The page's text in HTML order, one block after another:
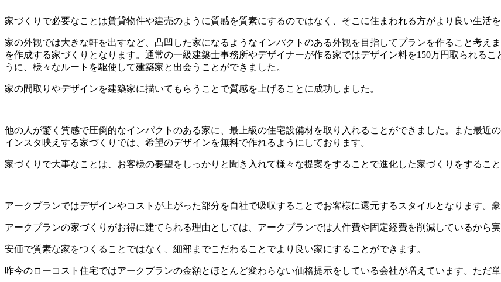
家づくりで必要なことは賃貸物件や建売のように質感を質素にするのではなく、そこに住まわれる方がより良い生活
家の外観では大きな軒を出すなど、凸凹した家になるようなインパクトのある外観を目指してプランを作ること考え
を作成する家づくりとなります。通常の一級建築士事務所やデザイナーが作る家ではデザイン料を150万円取られる
うに、様々なルートを駆使して建築家と出会うことができました。
家の間取りやデザインを建築家に描いてもらうことで質感を上げることに成功しました。
他の人が驚く質感で圧倒的なインパクトのある家に、最上級の住宅設備材を取り入れることができました。また最近
インスタ映えする家づくりでは、希望のデザインを無料で作れるようにしております。
家づくりで大事なことは、お客様の要望をしっかりと聞き入れて様々な提案をすることで進化した家づくりをするこ
アークプランではデザインやコストが上がった部分を自社で吸収することでお客様に還元するスタイルとなります。
アークプランの家づくりがお得に建てられる理由としては、アークプランでは人件費や固定経費を削減しているから
安価で質素な家をつくることではなく、細部までこだわることでより良い家にすることができます。
昨今のローコスト住宅ではアークプランの金額とほとんど変わらない価格提示をしている会社が増えています。ただ